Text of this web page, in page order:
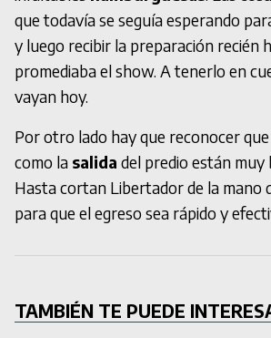
que todavía se seguía esperando
y luego recibir la preparación recién
promediaba el show. A tenerlo en
vayan hoy.
Por otro lado hay que reconocer
como la salida del predio están muy
Hasta cortan Libertador de la mano
para que el egreso sea rápido y
TAMBIÉN TE PUEDE